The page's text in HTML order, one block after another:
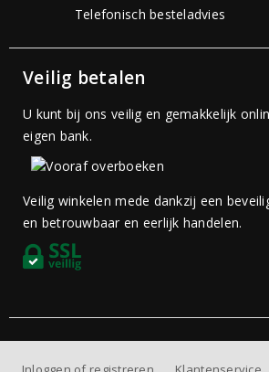
Telefonisch besteladvies
Veilig betalen
U kunt bij ons veilig en gemakkelijk
eigen bank.
Veilig winkelen mede dankzij een
en betrouwbaar en eerlijk handelen.